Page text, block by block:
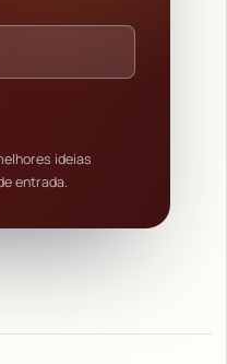
ideias
entrada.